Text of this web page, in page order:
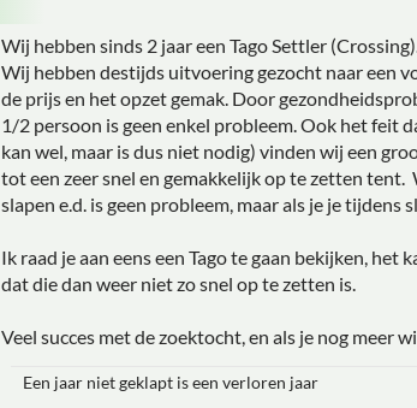
Wij hebben sinds 2 jaar een Tago Settler (Crossing).
Wij hebben destijds uitvoering gezocht naar een
de prijs en het opzet gemak. Door
1/2 persoon is geen enkel probleem. Ook het feit
kan wel, maar is dus niet nodig) vinden wij een
tot een zeer snel en gemakkelijk op te zetten tent.
slapen e.d. is geen probleem, maar als je je
Ik raad je aan eens een Tago te gaan bekijken,
dat die dan weer niet zo snel op te zetten is.
Veel succes met de zoektocht, en als je nog meer
Een jaar niet geklapt is een verloren jaar